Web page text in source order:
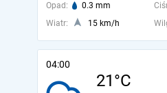
Opad: 0.3 mm
Wiatr:
15 km/h
04:00
21°C